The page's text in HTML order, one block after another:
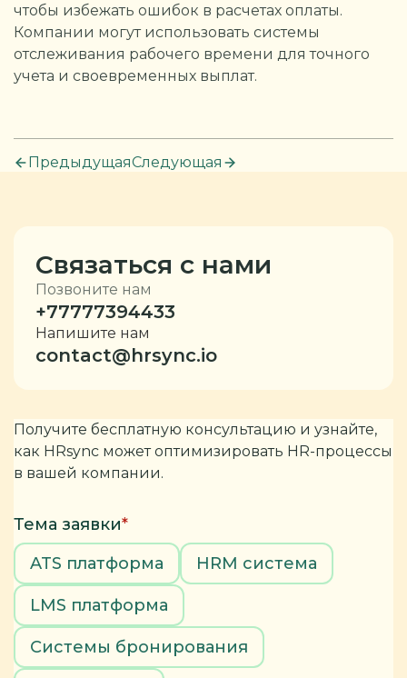
чтобы избежать ошибок в расчетах оплаты.
Компании могут использовать системы
отслеживания рабочего времени для точного
учета и своевременных выплат.
ПредыдущаяСледующая
Связаться с нами
Позвоните нам
+77777394433
Напишите нам
contact@hrsync.io
Получите бесплатную консультацию и узнайте,
как HRsync может оптимизировать HR-процессы
в вашей компании.
Тема заявки*
ATS платформа
HRM система
LMS платформа
Системы бронирования